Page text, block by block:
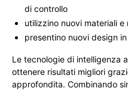
di controllo
utilizzino nuovi materiali
presentino nuovi design
Le tecnologie di intelligenza
ottenere risultati migliori
approfondita. Combinando